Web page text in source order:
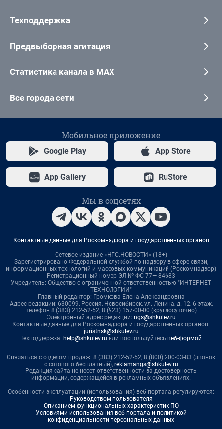
Техподдержка
Предвыборная агитация
Статистика канала в MAX
Все города сети
Мобильное приложение
Google Play App Store
App Gallery RuStore
Мы в соцсетях
Контактные данные для Роскомнадзора и государственных органов
Сетевое издание «НГС.НОВОСТИ» (18+)
Зарегистрировано Федеральной службой по надзору в сфере связи,
информационных технологий и массовых коммуникаций (Роскомнадзор)
Регистрационный номер ЭЛ № ФС 77— 84683
Учредитель: Общество с ограниченной ответственностью "ИНТЕРНЕТ
ТЕХНОЛОГИИ"
Главный редактор: Громкова Елена Александровна
Адрес редакции: 630099, Россия, Новосибирск, ул. Ленина, д. 12, 6 этаж,
телефон 8 (383) 212-52-52, 8 (923) 157-00-00 (круглосуточно)
Электронный адрес редакции: ngs@shkulev.ru
Контактные данные для Роскомнадзора и государственных органов:
juristnsk@shkulev.ru
Техподдержка: help@shkulev.ru или воспользуйтесь веб-формой
Связаться с отделом продаж: 8 (383) 212-52-52, 8 (800) 200-03-83 (звонок
с сотового бесплатный), reklamangs@shkulev.ru
Редакция сайта не несет ответственности за достоверность
информации, содержащейся в рекламных объявлениях.
Особенности эксплуатации (использования) веб-портала регулируются:
Руководством пользователя
Описанием функциональных характеристик ПО
Условиями использования веб-портала и политикой
конфиденциальности персональных данных